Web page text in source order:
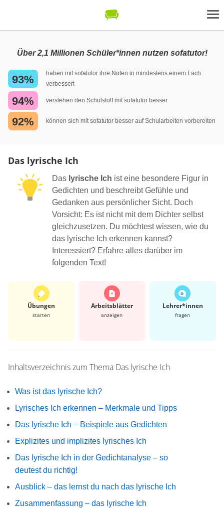
Über 2,1 Millionen Schüler*innen nutzen sofatutor!
93%
haben mit sofatutor ihre Noten in mindestens einem Fach
verbessert
94% verstehen den Schulstoff mit sofatutor besser
92% können sich mit sofatutor besser auf Schularbeiten vorbereiten
Das lyrische Ich
Das lyrische Ich ist eine besondere Figur in
Gedichten und beschreibt Gefühle und
Gedanken aus persönlicher Sicht. Doch
Vorsicht: Es ist nicht mit dem Dichter selbst
gleichzusetzen. Du möchtest wissen, wie du
das lyrische Ich erkennen kannst?
Interessiert? Erfahre alles darüber im
folgenden Text!
Übungen
starten
Arbeits­blätter
anzeigen
Lehrer*​innen
fragen
Inhaltsverzeichnis zum Thema Das lyrische Ich
Was ist das lyrische Ich?
Lyrisches Ich erkennen – Merkmale und Tipps
Das lyrische Ich – Beispiele aus Gedichten
Explizites und implizites lyrisches Ich
Das lyrische Ich in der Gedichtanalyse – so
deutest du richtig!
Ausblick – das lernst du nach das lyrische Ich
Zusammenfassung – das lyrische Ich